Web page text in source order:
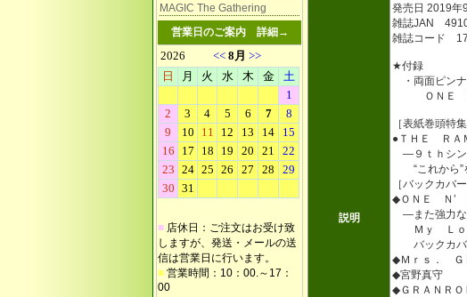
MAGIC The Gathering
営業日のご案内 詳細→
■ 店休日：ご注文はお受け致
しますが、発送・メールの送
信は営業日に行います。
■ 営業時間：10：00.～17：
00
説明
発売日 2019年
雑誌JAN
雑誌コード
★付録
・両面ピン
ＯＮＥ Ｎ
［表紙巻頭特集
●ＴＨＥ ＲＡ
―９ｔｈシン
“これから”
［バックカバ
◆ＯＮＥ Ｎ’
―また強力な
Ｍｙ Ｌｏｖ
バックカバ
◆Ｍｒｓ． Ｇ
◆宮野真守
◆ＧＲＡＮＲＯ